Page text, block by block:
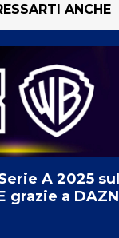
ANCHE
A 2025 sul
grazie a DAZN